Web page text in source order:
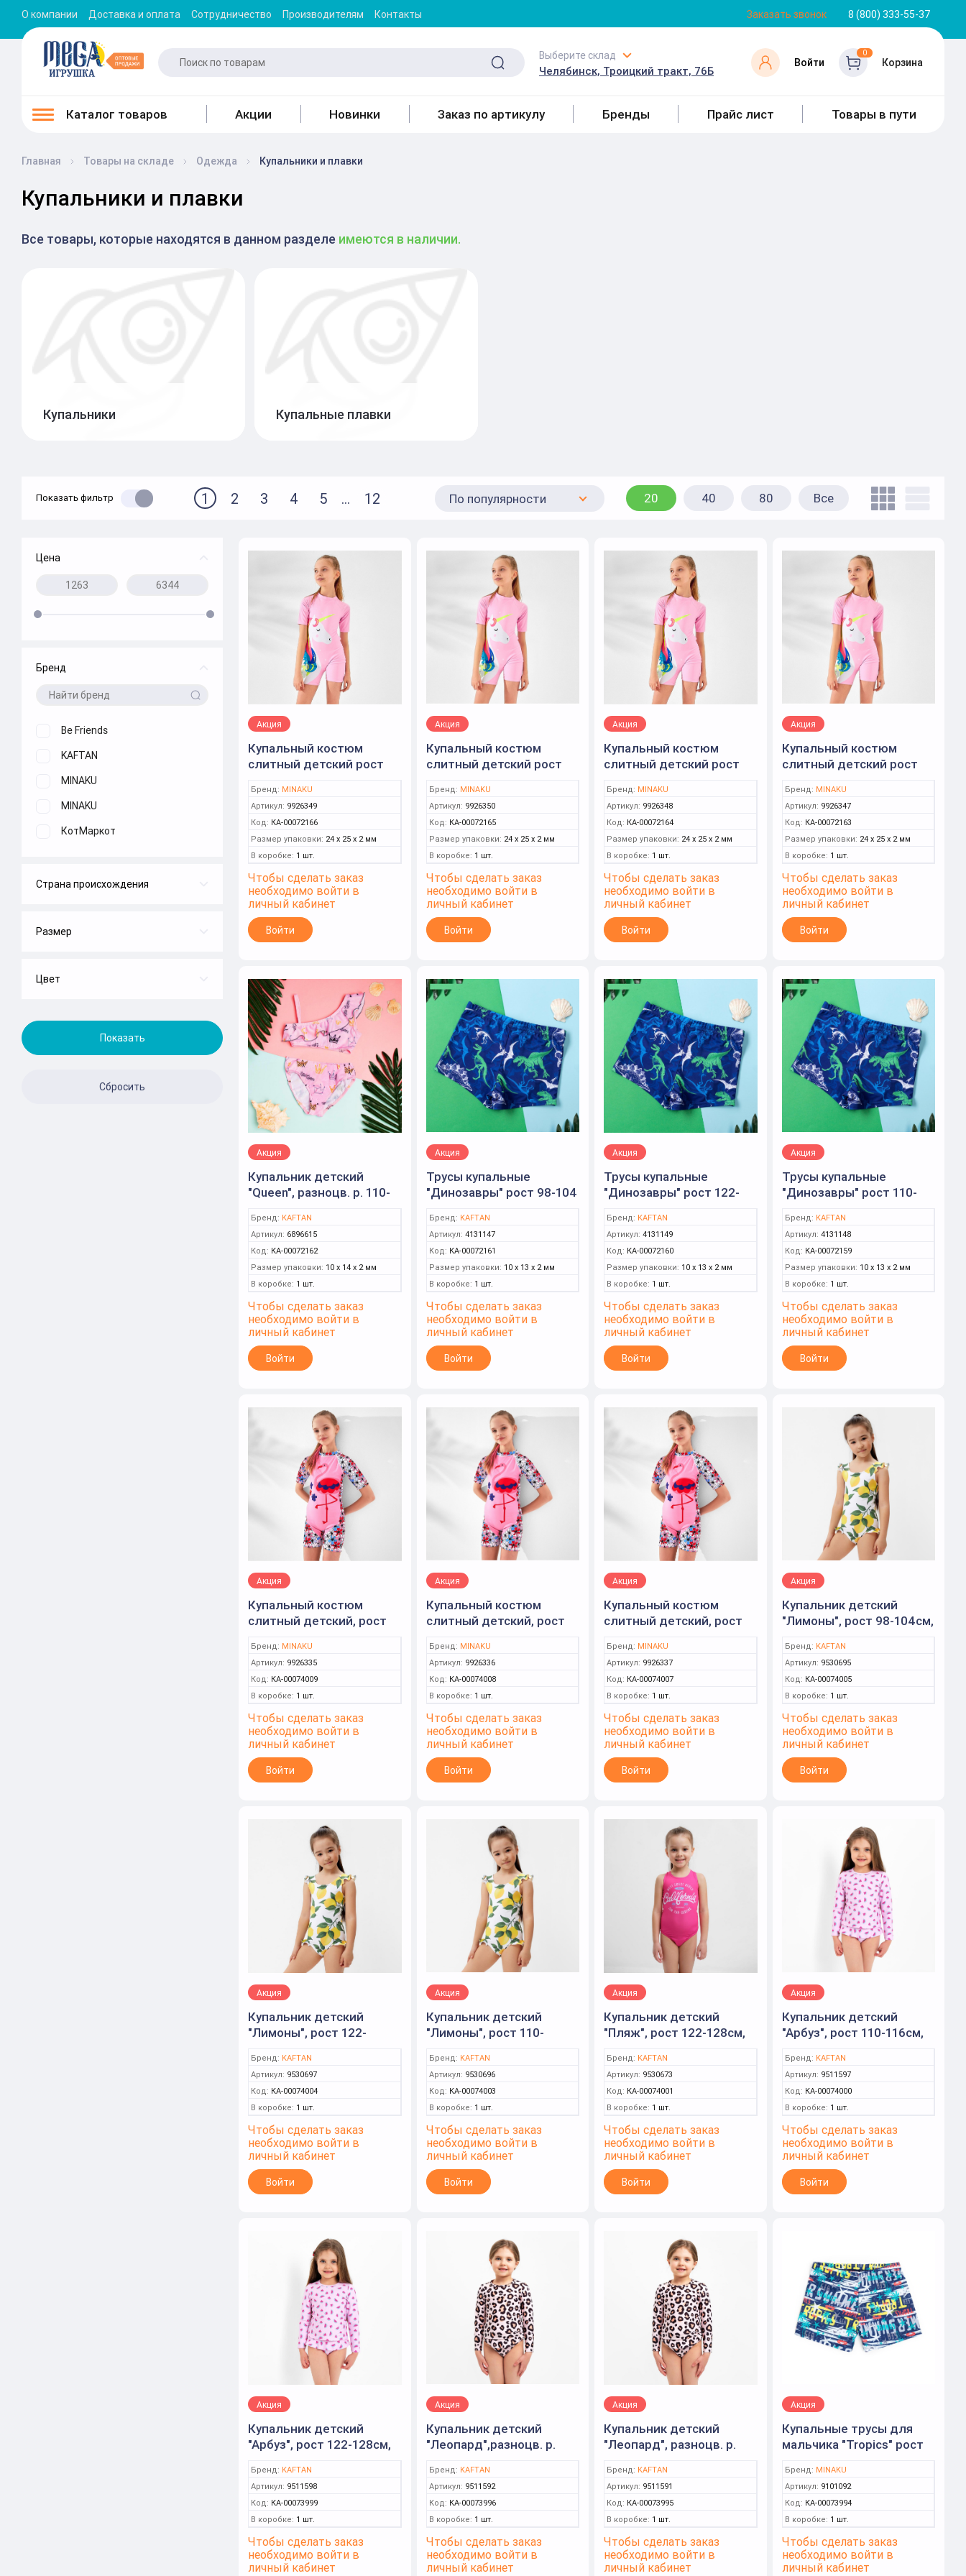
О компании Доставка и оплата Сотрудничество Производителям Контакты Заказать звонок 8 (800) 333-55-37
Выберите склад
Челябинск, Троицкий тракт, 76Б
Войти
0
Корзина
Каталог товаров Акции Новинки Заказ по артикулу Бренды Прайс лист Товары в пути
Главная Товары на складе Одежда Купальники и плавки
Купальники и плавки
Все товары, которые находятся в данном разделе имеются в наличии.
Купальники Купальные плавки
Показать фильтр 1 2 3 4 5 ... 12 По популярности 20 40 80 Все
Цена
Бренд
Be Friends
KAFTAN
MINAKU
MINAKU
КотМаркот
Страна происхождения
Россия
Размер
Цвет
Белый/голубой
Акция
Купальный костюм
слитный детский рост
Бренд: MINAKU
Артикул: 9926349
Код: КА-00072166
Размер упаковки: 24 x 25 x 2 мм
В коробке: 1 шт.
Чтобы сделать заказ
необходимо войти в
личный кабинет
Войти
Акция
Купальный костюм
слитный детский рост
Бренд: MINAKU
Артикул: 9926350
Код: КА-00072165
Размер упаковки: 24 x 25 x 2 мм
В коробке: 1 шт.
Чтобы сделать заказ
необходимо войти в
личный кабинет
Войти
Акция
Купальный костюм
слитный детский рост
Бренд: MINAKU
Артикул: 9926348
Код: КА-00072164
Размер упаковки: 24 x 25 x 2 мм
В коробке: 1 шт.
Чтобы сделать заказ
необходимо войти в
личный кабинет
Войти
Акция
Купальный костюм
слитный детский рост
Бренд: MINAKU
Артикул: 9926347
Код: КА-00072163
Размер упаковки: 24 x 25 x 2 мм
В коробке: 1 шт.
Чтобы сделать заказ
необходимо войти в
личный кабинет
Войти
Акция
Купальник детский
"Queen", разноцв. р. 110-
Бренд: KAFTAN
Артикул: 6896615
Код: КА-00072162
Размер упаковки: 10 x 14 x 2 мм
В коробке: 1 шт.
Чтобы сделать заказ
необходимо войти в
личный кабинет
Войти
Акция
Трусы купальные
"Динозавры" рост 98-104
Бренд: KAFTAN
Артикул: 4131147
Код: КА-00072161
Размер упаковки: 10 x 13 x 2 мм
В коробке: 1 шт.
Чтобы сделать заказ
необходимо войти в
личный кабинет
Войти
Акция
Трусы купальные
"Динозавры" рост 122-
Бренд: KAFTAN
Артикул: 4131149
Код: КА-00072160
Размер упаковки: 10 x 13 x 2 мм
В коробке: 1 шт.
Чтобы сделать заказ
необходимо войти в
личный кабинет
Войти
Акция
Трусы купальные
"Динозавры" рост 110-
Бренд: KAFTAN
Артикул: 4131148
Код: КА-00072159
Размер упаковки: 10 x 13 x 2 мм
В коробке: 1 шт.
Чтобы сделать заказ
необходимо войти в
личный кабинет
Войти
Акция
Купальный костюм
слитный детский, рост
Бренд: MINAKU
Артикул: 9926335
Код: КА-00074009
В коробке: 1 шт.
Чтобы сделать заказ
необходимо войти в
личный кабинет
Войти
Акция
Купальный костюм
слитный детский, рост
Бренд: MINAKU
Артикул: 9926336
Код: КА-00074008
В коробке: 1 шт.
Чтобы сделать заказ
необходимо войти в
личный кабинет
Войти
Акция
Купальный костюм
слитный детский, рост
Бренд: MINAKU
Артикул: 9926337
Код: КА-00074007
В коробке: 1 шт.
Чтобы сделать заказ
необходимо войти в
личный кабинет
Войти
Акция
Купальник детский
"Лимоны", рост 98-104см,
Бренд: KAFTAN
Артикул: 9530695
Код: КА-00074005
В коробке: 1 шт.
Чтобы сделать заказ
необходимо войти в
личный кабинет
Войти
Акция
Купальник детский
"Лимоны", рост 122-
Бренд: KAFTAN
Артикул: 9530697
Код: КА-00074004
В коробке: 1 шт.
Чтобы сделать заказ
необходимо войти в
личный кабинет
Войти
Акция
Купальник детский
"Лимоны", рост 110-
Бренд: KAFTAN
Артикул: 9530696
Код: КА-00074003
В коробке: 1 шт.
Чтобы сделать заказ
необходимо войти в
личный кабинет
Войти
Акция
Купальник детский
"Пляж", рост 122-128см,
Бренд: KAFTAN
Артикул: 9530673
Код: КА-00074001
В коробке: 1 шт.
Чтобы сделать заказ
необходимо войти в
личный кабинет
Войти
Акция
Купальник детский
"Арбуз", рост 110-116см,
Бренд: KAFTAN
Артикул: 9511597
Код: КА-00074000
В коробке: 1 шт.
Чтобы сделать заказ
необходимо войти в
личный кабинет
Войти
Акция
Купальник детский
"Арбуз", рост 122-128см,
Бренд: KAFTAN
Артикул: 9511598
Код: КА-00073999
В коробке: 1 шт.
Чтобы сделать заказ
необходимо войти в
личный кабинет
Акция
Купальник детский
"Леопард",разноцв. р.
Бренд: KAFTAN
Артикул: 9511592
Код: КА-00073996
В коробке: 1 шт.
Чтобы сделать заказ
необходимо войти в
личный кабинет
Акция
Купальник детский
"Леопард", разноцв. р.
Бренд: KAFTAN
Артикул: 9511591
Код: КА-00073995
В коробке: 1 шт.
Чтобы сделать заказ
необходимо войти в
личный кабинет
Акция
Купальные трусы для
мальчика "Tropics" рост
Бренд: MINAKU
Артикул: 9101092
Код: КА-00073994
В коробке: 1 шт.
Чтобы сделать заказ
необходимо войти в
личный кабинет